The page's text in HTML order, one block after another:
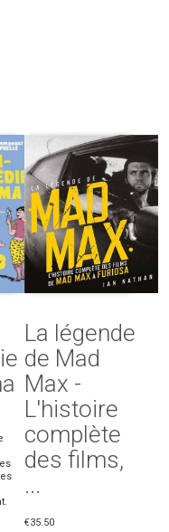
La légende
de Mad
Max -
L'histoire
complète
des films,
...
€35.50